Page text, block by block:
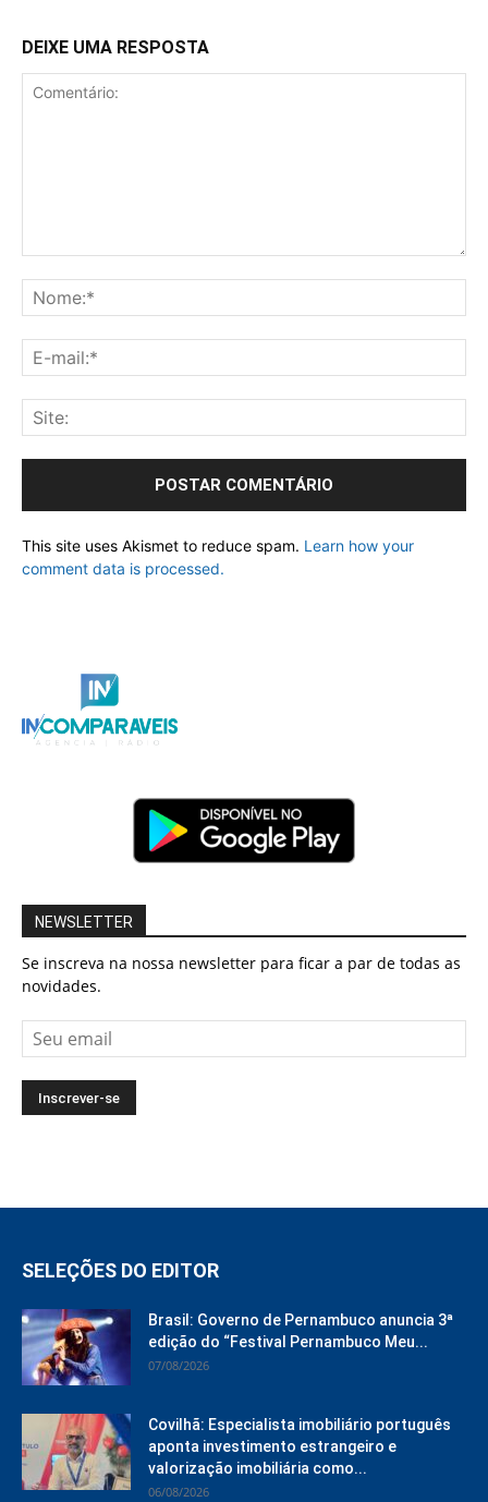
DEIXE UMA RESPOSTA
This site uses Akismet to reduce spam. Learn how your
comment data is processed.
NEWSLETTER
Se inscreva na nossa newsletter para ficar a par de todas as
novidades.
SELEÇÕES DO EDITOR
Brasil: Governo de Pernambuco anuncia 3ª
edição do “Festival Pernambuco Meu...
07/08/2026
Covilhã: Especialista imobiliário português
aponta investimento estrangeiro e
valorização imobiliária como...
06/08/2026